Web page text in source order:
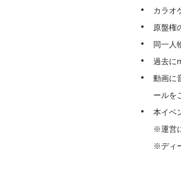
カラオ
原盤権
同一人
過去に
動画に
ールを
本イベ
※運営
※ディ